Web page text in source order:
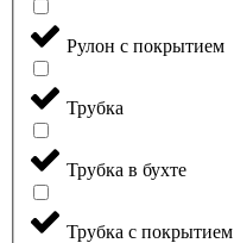
Рулон с покрытием
Трубка
Трубка в бухте
Трубка с покрытием